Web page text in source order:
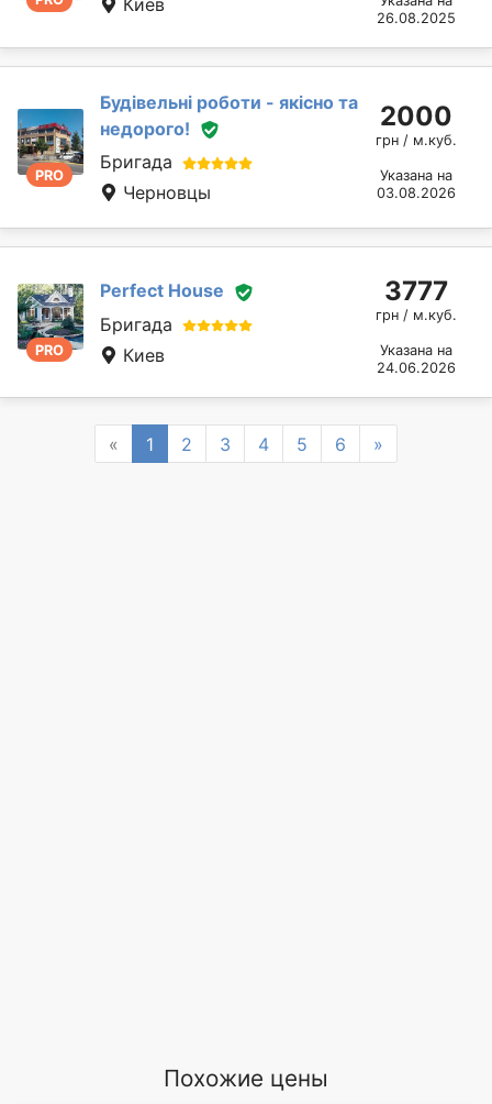
Киев
26.08.2025
PRO
Будівельні роботи - якісно та
недорого!
Бригада
Черновцы
2000
грн / м.куб.
Указана на
03.08.2026
PRO
Perfect House
Бригада
Киев
3777
грн / м.куб.
Указана на
24.06.2026
« Previous
1 2 3 4 5 6 »
Похожие цены